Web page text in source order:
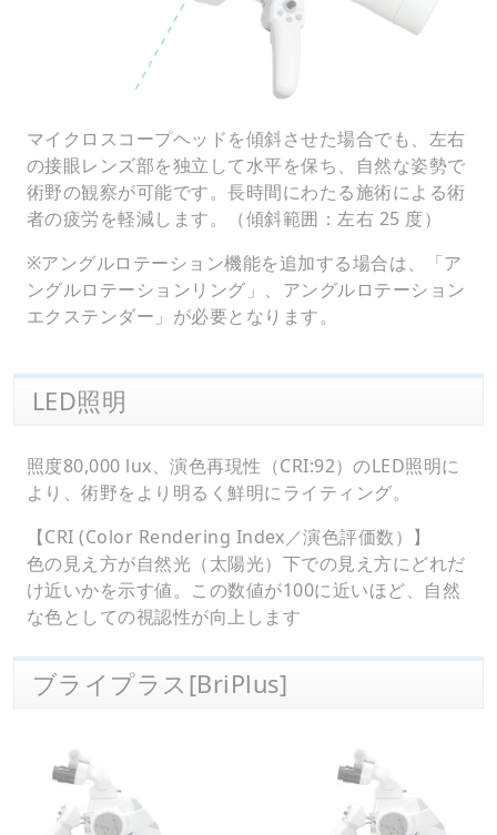
マイクロスコープヘッドを傾斜させた場合でも、左右
の接眼レンズ部を独立して水平を保ち、自然な姿勢で
術野の観察が可能です。長時間にわたる施術による術
者の疲労を軽減します。（傾斜範囲：左右 25 度）
※アングルロテーション機能を追加する場合は、「ア
ングルロテーションリング」、アングルロテーション
エクステンダー」が必要となります。
LED照明
照度80,000 lux、演色再現性（CRI:92）のLED照明に
より、術野をより明るく鮮明にライティング。
【CRI (Color Rendering Index／演色評価数）】
色の見え方が自然光（太陽光）下での見え方にどれだ
け近いかを示す値。この数値が100に近いほど、自然
な色としての視認性が向上します
ブライプラス[BriPlus]